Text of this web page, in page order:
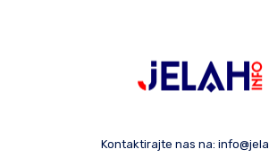
Kontaktirajte nas na: